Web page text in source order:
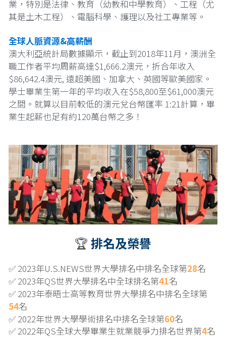
業，特別是法律、教育（幼教和中學教育）、工程（尤
其是土木工程）、電腦科學、護理以及社工專業等。
全球人脈資源&高薪酬
澳大利亞統計局數據顯示，截止到2018年11月，澳洲全
職工作者平均周薪高達$1,666.2澳元，折合年收入
$86,642.4澳元, 遠超美國、加拿大、英國等歐美國家。
學士畢業生第一年的平均收入在$58,800至$61,000澳元
之間。就算以目前較低的澳元兌台幣匯率 1:21計算，畢
業生起薪也足有約120萬台幣之多！
🏆 排名及榮譽
✅ 2023年U.S.NEWS世界大學排名中排名全球第28名
✅ 2023年QS世界大學排名中全球排名第41名
✅ 2023年泰晤士高等教育世界大學排名中排名全球第
54名
✅ 2022年世界大學學術排名中排名全球第60名
✅ 2022年QS全球大學畢業生就業競爭力排名世界第4名